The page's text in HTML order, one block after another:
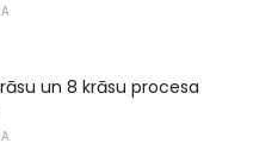
un 8 krāsu procesa